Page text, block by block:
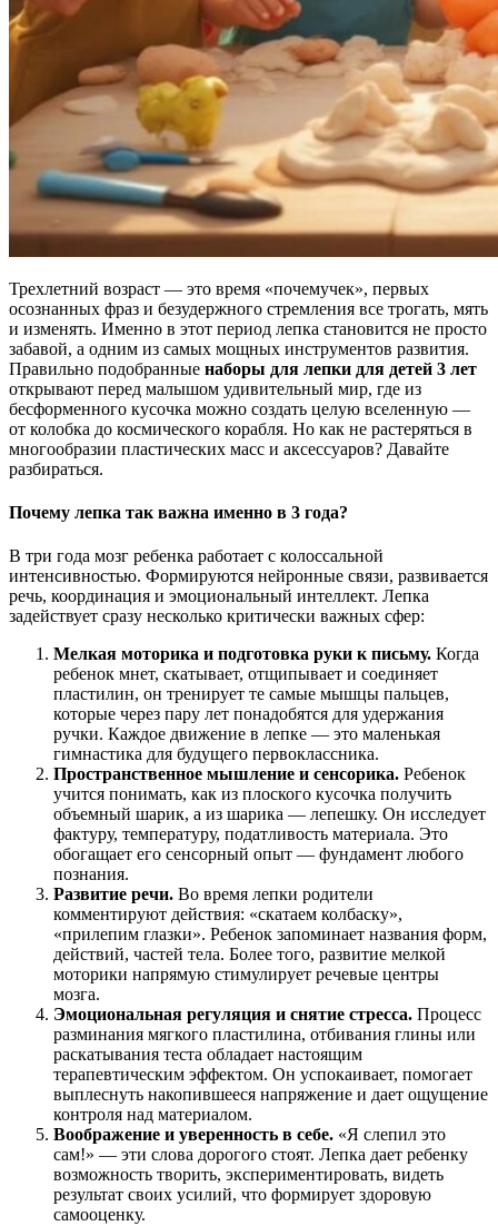
Трехлетний возраст — это время «почемучек», первых
осознанных фраз и безудержного стремления все трогать, мять
и изменять. Именно в этот период лепка становится не просто
забавой, а одним из самых мощных инструментов развития.
Правильно подобранные наборы для лепки для детей 3 лет
открывают перед малышом удивительный мир, где из
бесформенного кусочка можно создать целую вселенную —
от колобка до космического корабля. Но как не растеряться в
многообразии пластических масс и аксессуаров? Давайте
разбираться.
Почему лепка так важна именно в 3 года?
В три года мозг ребенка работает с колоссальной
интенсивностью. Формируются нейронные связи, развивается
речь, координация и эмоциональный интеллект. Лепка
задействует сразу несколько критически важных сфер:
Мелкая моторика и подготовка руки к письму. Когда
ребенок мнет, скатывает, отщипывает и соединяет
пластилин, он тренирует те самые мышцы пальцев,
которые через пару лет понадобятся для удержания
ручки. Каждое движение в лепке — это маленькая
гимнастика для будущего первоклассника.
Пространственное мышление и сенсорика. Ребенок
учится понимать, как из плоского кусочка получить
объемный шарик, а из шарика — лепешку. Он исследует
фактуру, температуру, податливость материала. Это
обогащает его сенсорный опыт — фундамент любого
познания.
Развитие речи. Во время лепки родители
комментируют действия: «скатаем колбаску»,
«прилепим глазки». Ребенок запоминает названия форм,
действий, частей тела. Более того, развитие мелкой
моторики напрямую стимулирует речевые центры
мозга.
Эмоциональная регуляция и снятие стресса. Процесс
разминания мягкого пластилина, отбивания глины или
раскатывания теста обладает настоящим
терапевтическим эффектом. Он успокаивает, помогает
выплеснуть накопившееся напряжение и дает ощущение
контроля над материалом.
Воображение и уверенность в себе. «Я слепил это
сам!» — эти слова дорогого стоят. Лепка дает ребенку
возможность творить, экспериментировать, видеть
результат своих усилий, что формирует здоровую
самооценку.